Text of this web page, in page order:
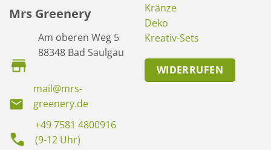
Mrs Greenery
Am oberen Weg 5
88348 Bad Saulgau
mail@mrs-
greenery.de
+49 7581 4800916
(9-12 Uhr)
Kränze
Deko
Kreativ-Sets
WIDERRUFEN